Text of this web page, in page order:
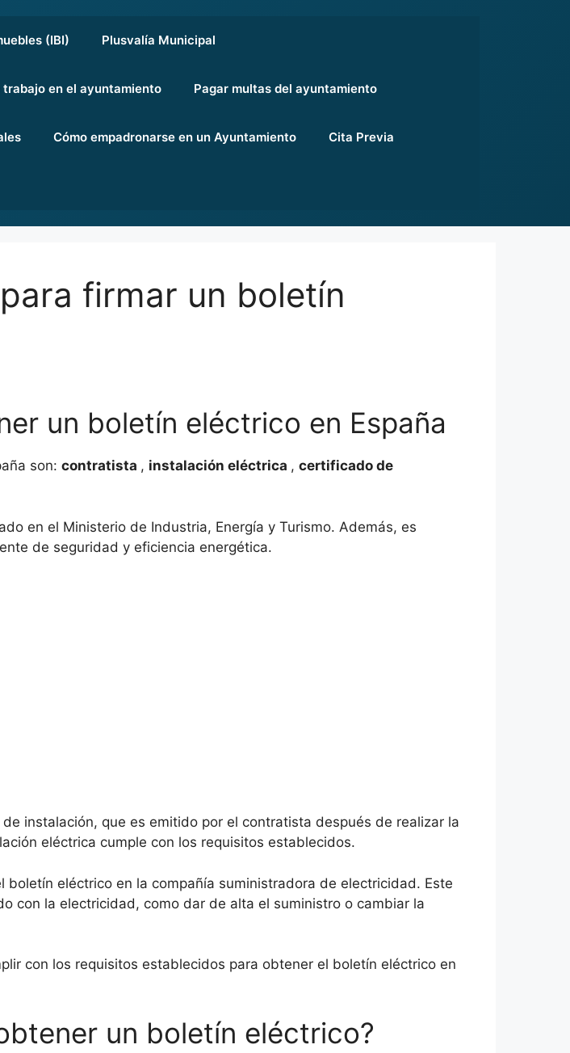
(IBI) Plusvalía Municipal
en el ayuntamiento Pagar multas del ayuntamiento
Cómo empadronarse en un Ayuntamiento Cita Previa
firmar un boletín
un boletín eléctrico en España
son: contratista , instalación eléctrica , certificado de
en el Ministerio de Industria, Energía y Turismo. Además, es
de seguridad y eficiencia energética.
instalación, que es emitido por el contratista después de realizar la
eléctrica cumple con los requisitos establecidos.
eléctrico en la compañía suministradora de electricidad. Este
con la electricidad, como dar de alta el suministro o cambiar la
con los requisitos establecidos para obtener el boletín eléctrico en
un boletín eléctrico?